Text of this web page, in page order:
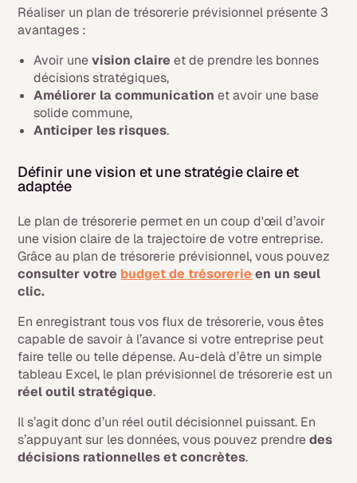
Réaliser un plan de trésorerie prévisionnel présente 3
avantages :
Avoir unevision claire et de prendre les bonnes
décisions stratégiques,
Améliorer la communication et avoir une base
solide commune,
Anticiper les risques.
Définir une vision et une stratégie claire et
adaptée
Le plan de trésorerie permet en un coup d'œil d’avoir
une vision claire de la trajectoire de votre entreprise.
Grâce au plan de trésorerie prévisionnel, vous pouvez
consulter votre budget de trésorerie en un seul
clic.
En enregistrant tous vos flux de trésorerie, vous êtes
capable de savoir à l’avance si votre entreprise peut
faire telle ou telle dépense. Au-delà d’être un simple
tableau Excel, le plan prévisionnel de trésorerie est un
réel outil stratégique.
Il s’agit donc d’un réel outil décisionnel puissant. En
s’appuyant sur les données, vous pouvez prendredes
décisions rationnelles et concrètes.